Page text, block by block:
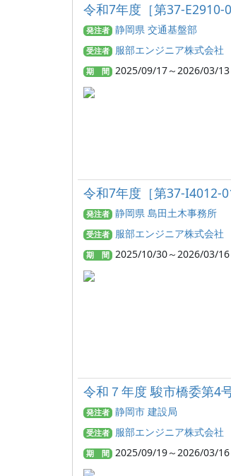
令和7年度［第37-
発注者 静岡県 交通基盤部
受注者 服部エンジニア株式会社
期 間 2025/09/17～2026/03/13
令和7年度［第37-I4012-
発注者 静岡県 島田土木事務所
受注者 服部エンジニア株式会社
期 間 2025/10/30～2026/03/16
令和７年度 駿市橋委第4
発注者 静岡市 建設局
受注者 服部エンジニア株式会社
期 間 2025/09/19～2026/03/16